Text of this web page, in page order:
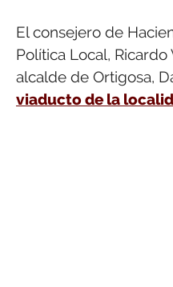
El consejero de
Política Local,
alcalde de Ortigosa,
viaducto de la